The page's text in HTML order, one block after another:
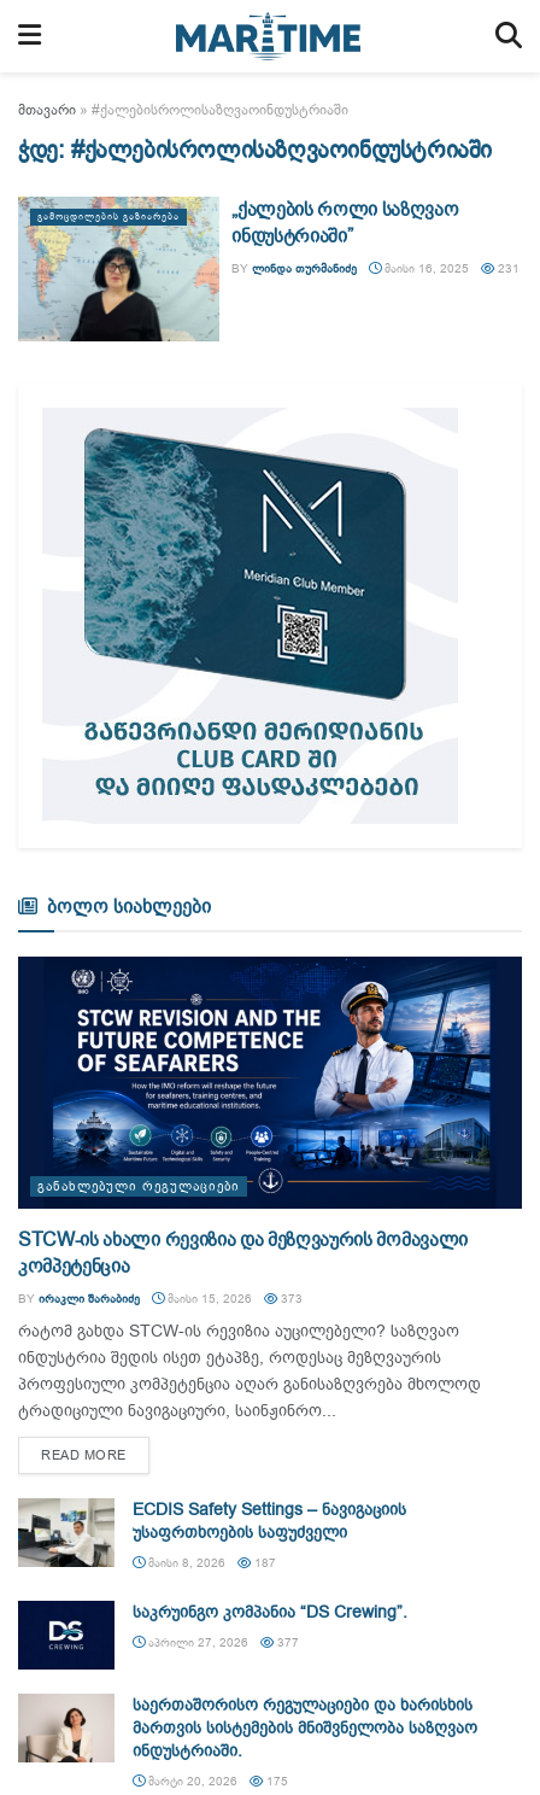
მთავარი » #ქალებისროლისაზღვაოინდუსტრიაში
ჭდე: #ქალებისროლისაზღვაოინდუსტრიაში
ᲒᲐᲛᲝᲪᲓᲘᲚᲔᲑᲘᲡ ᲒᲐᲖᲘᲐᲠᲔᲑᲐ
„ქალების როლი საზღვაო
ინდუსტრიაში”
BY ᲚᲘᲜᲓᲐ ᲗᲣᲠᲛᲐᲜᲘᲫᲔ ᲛᲐᲘᲡᲘ 16, 2025 231
ბოლო სიახლეები
ᲒᲐᲜᲐᲮᲚᲔᲑᲣᲚᲘ ᲠᲔᲒᲣᲚᲐᲪᲘᲔᲑᲘ
STCW-ის ახალი რევიზია და მეზღვაურის მომავალი
კომპეტენცია
BY ᲘᲠᲐᲙᲚᲘ ᲨᲐᲠᲐᲑᲘᲫᲔ ᲛᲐᲘᲡᲘ 15, 2026 373
რატომ გახდა STCW-ის რევიზია აუცილებელი? საზღვაო
ინდუსტრია შედის ისეთ ეტაპზე, როდესაც მეზღვაურის
პროფესიული კომპეტენცია აღარ განისაზღვრება მხოლოდ
ტრადიციული ნავიგაციური, საინჟინრო...
READ MOREDETAILS
ECDIS Safety Settings – ნავიგაციის
უსაფრთხოების საფუძველი
ᲛᲐᲘᲡᲘ 8, 2026 187
საკრუინგო კომპანია “DS Crewing”.
ᲐᲞᲠᲘᲚᲘ 27, 2026 377
საერთაშორისო რეგულაციები და ხარისხის
მართვის სისტემების მნიშვნელობა საზღვაო
ინდუსტრიაში.
ᲛᲐᲠᲢᲘ 20, 2026 175